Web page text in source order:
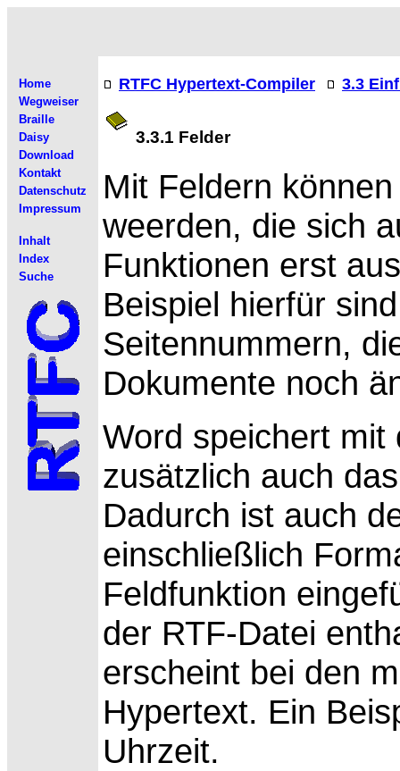
Home
Wegweiser
Braille
Daisy
Download
Kontakt
Datenschutz
Impressum
Inhalt
Index
Suche
RTFC Hypertext-Compiler 3.3
3.3.1 Felder
Mit Feldern
weerden, die sich
Funktionen erst
Beispiel hierfür
Seitennummern,
Dokumente noch
Word speichert mit
zusätzlich auch
Dadurch ist auch
einschließlich
Feldfunktion
der RTF-Datei
erscheint bei den
Hypertext. Ein
Uhrzeit.